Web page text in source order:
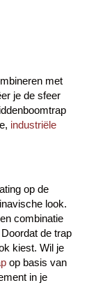
met
je de sfeer
industriële
op de
look.
combinatie
de trap
kiest. Wil je
op basis van
in je